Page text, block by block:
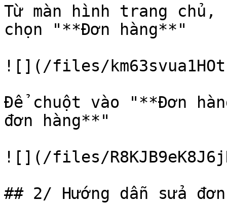
Từ màn hình trang
chọn "**Đơn hàng**"
![](/files/
Để chuột vào "**Đơn
đơn hàng**"
![](/files/
## 2/ Hướng dẫn sửa